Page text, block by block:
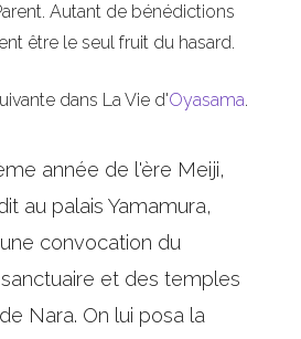
Autant de bénédictions
être le seul fruit du hasard.
dans La Vie d'Oyasama.
année de l'ère Meiji,
au palais Yamamura,
convocation du
et des temples
Nara. On lui posa la